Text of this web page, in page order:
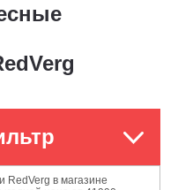
RedVerg в магазине